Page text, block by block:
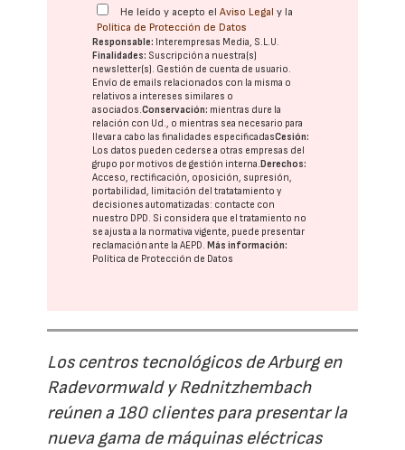
He leído y acepto elAviso Legal y la
Política de Protección de Datos
Responsable: Interempresas Media, S.L.U.
Finalidades: Suscripción a nuestra(s)
newsletter(s). Gestión de cuenta de usuario.
Envío de emails relacionados con la misma o
relativos a intereses similares o
asociados.Conservación: mientras dure la
relación con Ud., o mientras sea necesario para
llevar a cabo las finalidades especificadasCesión:
Los datos pueden cederse a otras empresas del
grupo por motivos de gestión interna.Derechos:
Acceso, rectificación, oposición, supresión,
portabilidad, limitación del tratatamiento y
decisiones automatizadas: contacte con
nuestro DPD. Si considera que el tratamiento no
se ajusta a la normativa vigente, puede presentar
reclamación ante laAEPD.Más información:
Política de Protección de Datos
Los centros tecnológicos de Arburg en
Radevormwald y Rednitzhembach
reúnen a 180 clientes para presentar la
nueva gama de máquinas eléctricas